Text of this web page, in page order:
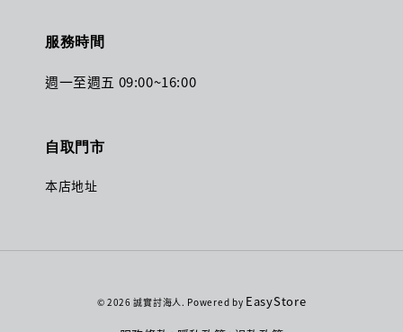
服務時間
週一至週五 09:00~16:00
自取門市
本店地址
© 2026 誠實討海人. Powered by EasyStore